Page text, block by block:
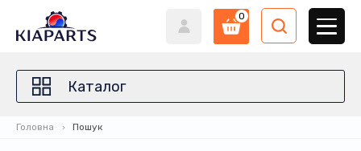
0
Каталог
Головна Пошук